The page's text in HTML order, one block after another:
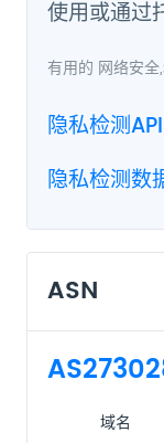
使用或通过
有用的 网络安全
隐私检测API
隐私检测数
ASN
域名